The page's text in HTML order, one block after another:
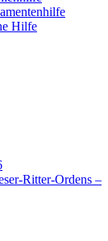
Hilfe
Ritter-Ordens –